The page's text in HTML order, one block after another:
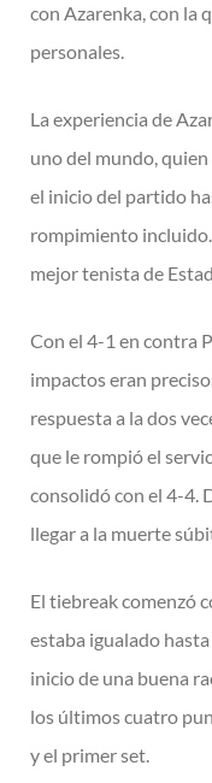
con Azarenka, con la
personales.
La experiencia de
uno del mundo,
el inicio del partido
rompimiento
mejor tenista de
Con el 4-1 en contra
impactos eran
respuesta a la dos
que le rompió el
consolidó con el 4-4.
llegar a la muerte
El tiebreak comenzó
estaba igualado
inicio de una buena
los últimos cuatro
y el primer set.